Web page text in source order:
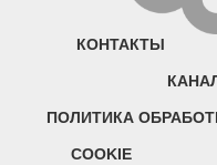
КОНТАКТЫ
ПОЛИТИКА
COOKIE